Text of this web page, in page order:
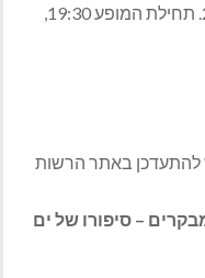
מודרכים יתקיימו בשעות 18:00, 21:00. תחילת המופע 19:30,
להתעדכן באתר הרשות
– סיפורו של ים